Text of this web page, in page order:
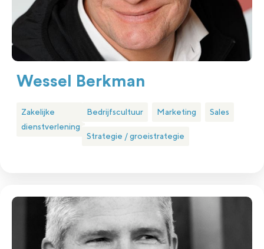
Wessel Berkman
Zakelijke
dienstverlening
Bedrijfscultuur Marketing Sales
Strategie / groeistrategie